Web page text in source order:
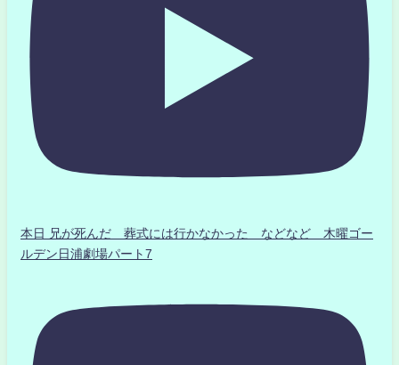
本日 兄が死んだ 葬式には行かなかった などなど 木曜ゴー
ルデン日浦劇場パート7